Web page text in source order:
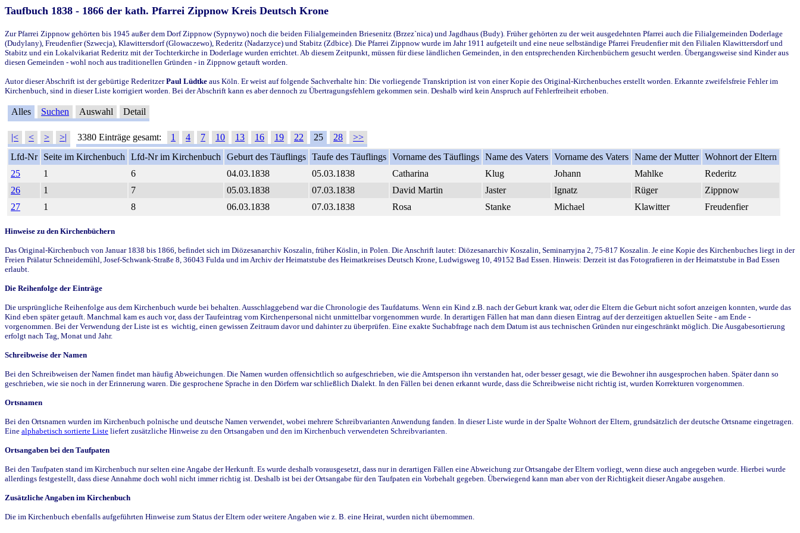
Taufbuch 1838 - 1866 der kath. Pfarrei Zippnow Kreis Deutsch Krone
Zur Pfarrei Zippnow gehörten bis 1945 außer dem Dorf Zippnow (Sypnywo) noch die beiden Filialgemeinden Briesenitz (Brzez`nica) und Jagdhaus (Budy). Früher gehörten zu der weit ausgedehnten Pfarrei auch die Filialgemeinden Doderlage
(Dudylany), Freudenfier (Szwecja), Klawittersdorf (Glowaczewo), Rederitz (Nadarzyce) und Stabitz (Zdbice). Die Pfarrei Zippnow wurde im Jahr 1911 aufgeteilt und eine neue selbständige Pfarrei Freudenfier mit den Filialen Klawittersdorf und
Stabitz und ein Lokalvikariat Rederitz mit der Tochterkirche in Doderlage wurden errichtet. Ab diesem Zeitpunkt, müssen für diese ländlichen Gemeinden, in den entsprechenden Kirchenbüchern gesucht werden. Übergangsweise sind Kinder aus
diesen Gemeinden - wohl noch aus traditionellen Gründen - in Zippnow getauft worden.
Autor dieser Abschrift ist der gebürtige RederitzerPaul Lüdtke aus Köln. Er weist auf folgende Sachverhalte hin: Die vorliegende Transkription ist von einer Kopie des Original-Kirchenbuches erstellt worden. Erkannte zweifelsfreie Fehler im
Kirchenbuch, sind in dieser Liste korrigiert worden. Bei der Abschrift kann es aber dennoch zu Übertragungsfehlern gekommen sein. Deshalb wird kein Anspruch auf Fehlerfreiheit erhoben.
Alles Suchen Auswahl Detail
|< < > >| 3380 Einträge gesamt: 1 4 7 10 13 16 19 22 25 28
>>
Lfd-Nr
Seite im Kirchenbuch Lfd-Nr im Kirchenbuch Geburt des Täuflings Taufe des Täuflings Vorname des Täuflings Name des Vaters Vorname des Vaters Name der Mutter Wohnort der Eltern
25
1 6 04.03.1838 05.03.1838 Catharina Klug Johann Mahlke
Rederitz
26
1 7 05.03.1838 07.03.1838 David Martin Jaster Ignatz Rüger
Zippnow
27
1 8 06.03.1838 07.03.1838 Rosa Stanke Michael Klawitter Freudenfier
Hinweise zu den Kirchenbüchern
Das Original-Kirchenbuch von Januar 1838 bis 1866, befindet sich im Diözesanarchiv Koszalin, früher Köslin, in Polen. Die Anschrift lautet: Diözesanarchiv Koszalin, Seminarryjna 2, 75-817 Koszalin. Je eine Kopie des Kirchenbuches liegt in der
Freien Prälatur Schneidemühl, Josef-Schwank-Straße 8, 36043 Fulda und im Archiv der Heimatstube des Heimatkreises Deutsch Krone, Ludwigsweg 10, 49152 Bad Essen. Hinweis: Derzeit ist das Fotografieren in der Heimatstube in Bad Essen
erlaubt.
Die Reihenfolge der Einträge
Die ursprüngliche Reihenfolge aus dem Kirchenbuch wurde bei behalten. Ausschlaggebend war die Chronologie des Taufdatums. Wenn ein Kind z.B. nach der Geburt krank war, oder die Eltern die Geburt nicht sofort anzeigen konnten, wurde das
Kind eben später getauft. Manchmal kam es auch vor, dass der Taufeintrag vom Kirchenpersonal nicht unmittelbar vorgenommen wurde. In derartigen Fällen hat man dann diesen Eintrag auf der derzeitigen aktuellen Seite - am Ende -
vorgenommen. Bei der Verwendung der Liste ist es wichtig, einen gewissen Zeitraum davor und dahinter zu überprüfen. Eine exakte Suchabfrage nach dem Datum ist aus technischen Gründen nur eingeschränkt möglich. Die Ausgabesortierung
erfolgt nach Tag, Monat und Jahr.
Schreibweise der Namen
Bei den Schreibweisen der Namen findet man häufig Abweichungen. Die Namen wurden offensichtlich so aufgeschrieben, wie die Amtsperson ihn verstanden hat, oder besser gesagt, wie die Bewohner ihn ausgesprochen haben. Später dann so
geschrieben, wie sie noch in der Erinnerung waren. Die gesprochene Sprache in den Dörfern war schließlich Dialekt. In den Fällen bei denen erkannt wurde, dass die Schreibweise nicht richtig ist, wurden Korrekturen vorgenommen.
Ortsnamen
Bei den Ortsnamen wurden im Kirchenbuch polnische und deutsche Namen verwendet, wobei mehrere Schreibvarianten Anwendung fanden. In dieser Liste wurde in der Spalte Wohnort der Eltern, grundsätzlich der deutsche Ortsname eingetragen.
Eine alphabetisch sortierte Liste liefert zusätzliche Hinweise zu den Ortsangaben und den im Kirchenbuch verwendeten Schreibvarianten.
Ortsangaben bei den Taufpaten
Bei den Taufpaten stand im Kirchenbuch nur selten eine Angabe der Herkunft. Es wurde deshalb vorausgesetzt, dass nur in derartigen Fällen eine Abweichung zur Ortsangabe der Eltern vorliegt, wenn diese auch angegeben wurde. Hierbei wurde
allerdings festgestellt, dass diese Annahme doch wohl nicht immer richtig ist. Deshalb ist bei der Ortsangabe für den Taufpaten ein Vorbehalt gegeben. Überwiegend kann man aber von der Richtigkeit dieser Angabe ausgehen.
Zusätzliche Angaben im Kirchenbuch
Die im Kirchenbuch ebenfalls aufgeführten Hinweise zum Status der Eltern oder weitere Angaben wie z. B. eine Heirat, wurden nicht übernommen.